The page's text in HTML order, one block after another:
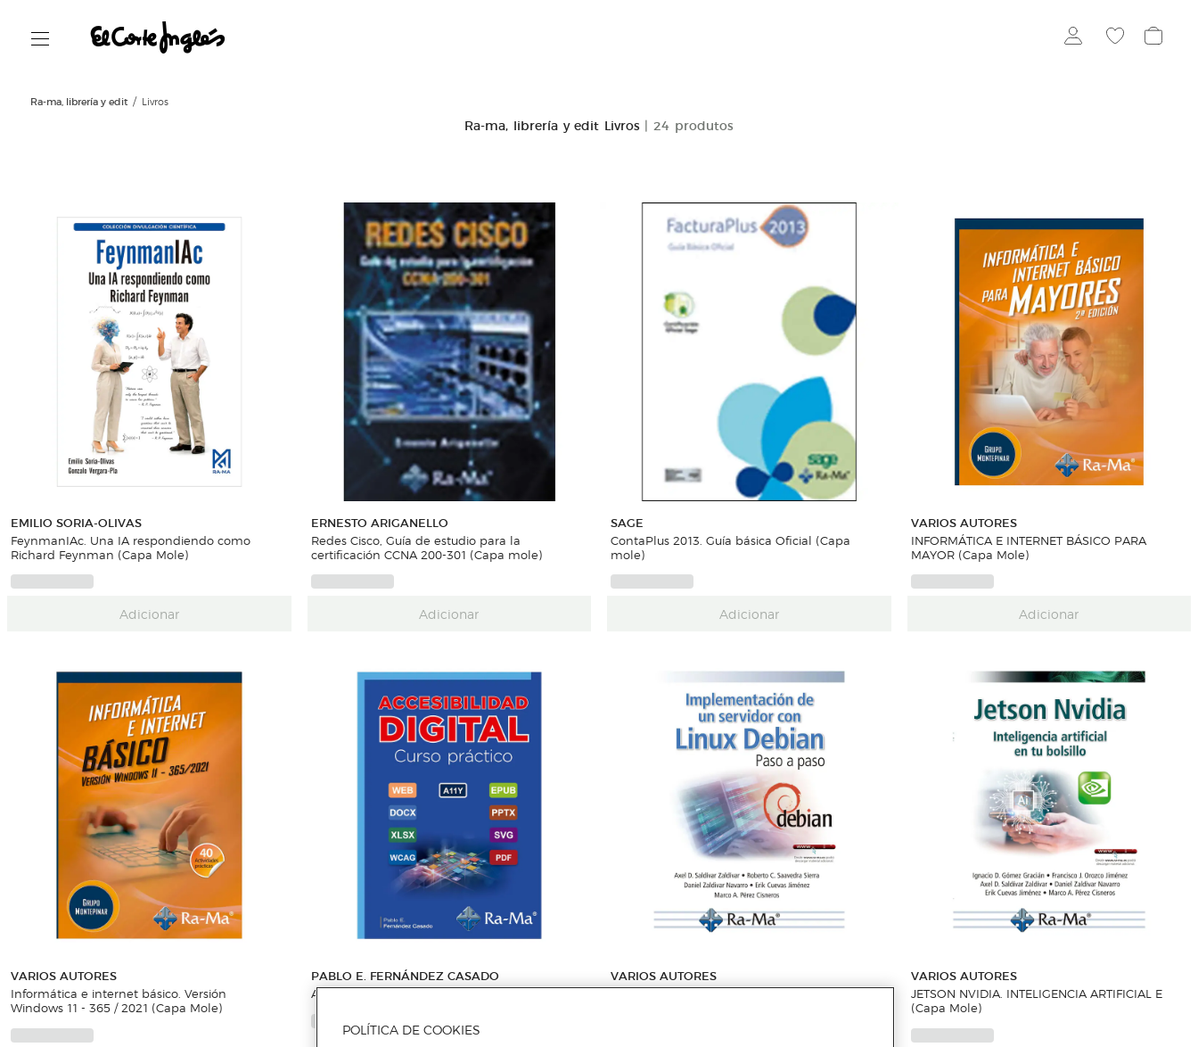
Ra-ma, librería y edit Livros
Ra-ma, librería y edit Livros | 24 produtos
EMILIO SORIA-OLIVAS
FeynmanIAc. Una IA respondiendo como
Richard Feynman (Capa Mole)
Adicionar
ERNESTO ARIGANELLO
Redes Cisco, Guía de estudio para la
certificación CCNA 200-301 (Capa mole)
Adicionar
SAGE
ContaPlus 2013. Guía básica Oficial (Capa
mole)
Adicionar
VARIOS AUTORES
INFORMÁTICA E INTERNET BÁSICO PARA
MAYOR (Capa Mole)
Adicionar
VARIOS AUTORES
Informática e internet básico. Versión
Windows 11 - 365 / 2021 (Capa Mole)
PABLO E. FERNÁNDEZ CASADO
Accesibilidad digital. Curso práctico
VARIOS AUTORES
IMPLEMENTACIÓN DE UN SERVIDOR CON
VARIOS AUTORES
JETSON NVIDIA. INTELIGENCIA ARTIFICIAL E
(Capa Mole)
POLÍTICA DE COOKIES